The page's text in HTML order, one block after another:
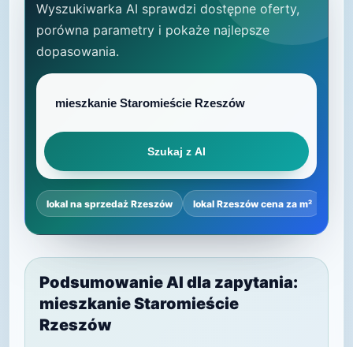
Wyszukiwarka AI sprawdzi dostępne oferty,
porówna parametry i pokaże najlepsze
dopasowania.
Szukaj z AI
lokal na sprzedaż Rzeszów lokal Rzeszów cena za m²
Podsumowanie AI dla zapytania:
mieszkanie Staromieście
Rzeszów